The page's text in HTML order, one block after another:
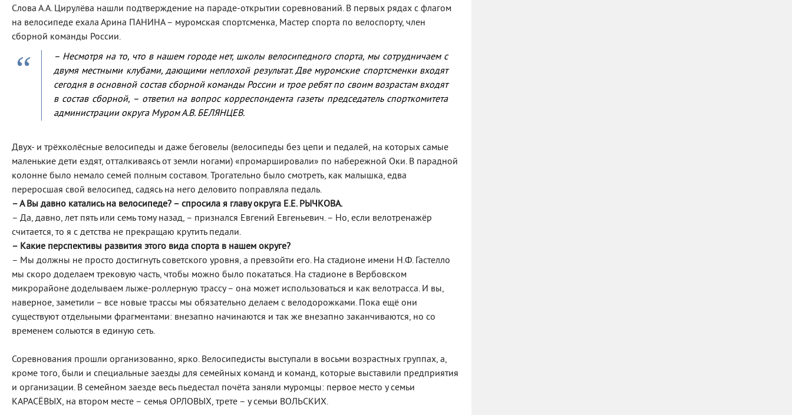
Слова А.А. Цирулёва нашли подтверждение на параде-открытии соревнований. В первых рядах с флагом
на велосипеде ехала Арина ПАНИНА – муромская спортсменка, Мастер спорта по велоспорту, член
сборной команды России.
– Несмотря на то, что в нашем городе нет, школы велосипедного спорта, мы сотрудничаем с
двумя местными клубами, дающими неплохой результат. Две муромские спортсменки входят
сегодня в основной состав сборной команды России и трое ребят по своим возрастам входят
в состав сборной, – ответил на вопрос корреспондента газеты председатель спорткомитета
администрации округа Муром А.В. БЕЛЯНЦЕВ.
Двух- и трёхколёсные велосипеды и даже беговелы (велосипеды без цепи и педалей, на которых самые
маленькие дети ездят, отталкиваясь от земли ногами) «промаршировали» по набережной Оки. В парадной
колонне было немало семей полным составом. Трогательно было смотреть, как малышка, едва
переросшая свой велосипед, садясь на него деловито поправляла педаль.
– А Вы давно катались на велосипеде? – спросила я главу округа Е.Е. РЫЧКОВА.
– Да, давно, лет пять или семь тому назад, – признался Евгений Евгеньевич. – Но, если велотренажёр
считается, то я с детства не прекращаю крутить педали.
– Какие перспективы развития этого вида спорта в нашем округе?
– Мы должны не просто достигнуть советского уровня, а превзойти его. На стадионе имени Н.Ф. Гастелло
мы скоро доделаем трековую часть, чтобы можно было покататься. На стадионе в Вербовском
микрорайоне доделываем лыже-роллерную трассу – она может использоваться и как велотрасса. И вы,
наверное, заметили – все новые трассы мы обязательно делаем с велодорожками. Пока ещё они
существуют отдельными фрагментами: внезапно начинаются и так же внезапно заканчиваются, но со
временем сольются в единую сеть.
Соревнования прошли организованно, ярко. Велосипедисты выступали в восьми возрастных группах, а,
кроме того, были и специальные заезды для семейных команд и команд, которые выставили предприятия
и организации. В семейном заезде весь пьедестал почёта заняли муромцы: первое место у семьи
КАРАСЁВЫХ, на втором месте – семья ОРЛОВЫХ, трете – у семьи ВОЛЬСКИХ.